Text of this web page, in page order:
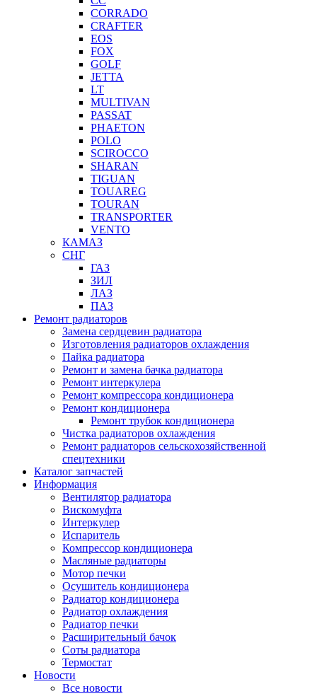
CORRADO
CRAFTER
EOS
FOX
GOLF
JETTA
LT
MULTIVAN
PASSAT
PHAETON
POLO
SCIROCCO
SHARAN
TIGUAN
TOUAREG
TOURAN
TRANSPORTER
VENTO
КАМАЗ
СНГ
ГАЗ
ЗИЛ
ЛАЗ
ПАЗ
Ремонт радиаторов
Замена сердцевин радиатора
Изготовления радиаторов охлаждения
Пайка радиатора
Ремонт и замена бачка радиатора
Ремонт интеркулера
Ремонт компрессора кондиционера
Ремонт кондиционера
Ремонт трубок кондиционера
Чистка радиаторов охлаждения
Ремонт радиаторов сельскохозяйственной
спецтехники
Каталог запчастей
Информация
Вентилятор радиатора
Вискомуфта
Интеркулер
Испаритель
Компрессор кондиционера
Масляные радиаторы
Мотор печки
Осушитель кондиционера
Радиатор кондиционера
Радиатор охлаждения
Радиатор печки
Расширительный бачок
Соты радиатора
Термостат
Новости
Все новости